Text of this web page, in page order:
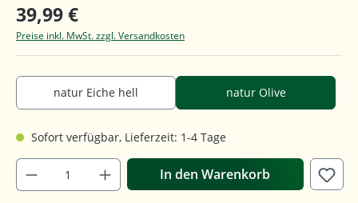
39,99 €
Preise inkl. MwSt. zzgl. Versandkosten
natur Eiche hell natur Olive
Sofort verfügbar, Lieferzeit: 1-4 Tage
In den Warenkorb